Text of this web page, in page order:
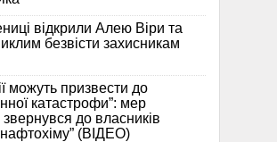
відкрили Алею Віри та
безвісти захисникам
можуть призвести до
катастрофи”: мер
до власників
(ВІДЕО)